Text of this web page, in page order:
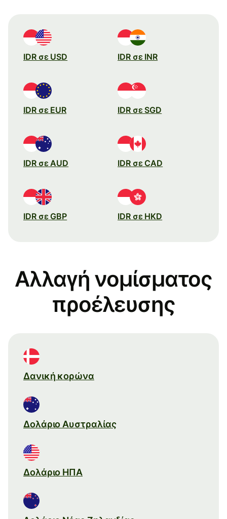
IDR σε USD IDR σε INR
IDR σε EUR IDR σε SGD
IDR σε AUD IDR σε CAD
IDR σε GBP IDR σε HKD
Αλλαγή νομίσματος
προέλευσης
Δανική κορώνα
Δολάριο Αυστραλίας
Δολάριο ΗΠΑ